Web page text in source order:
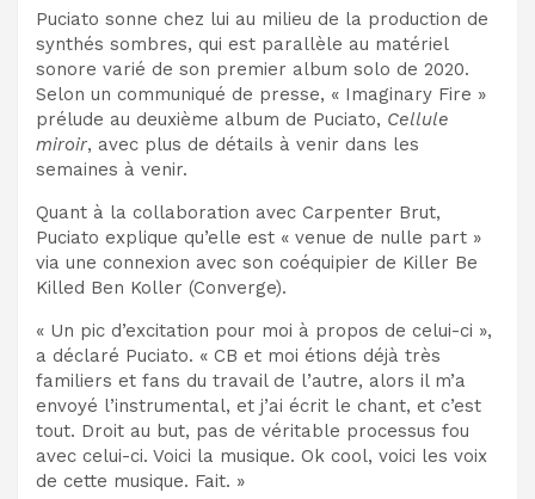
Puciato sonne chez lui au milieu de la production de
synthés sombres, qui est parallèle au matériel
sonore varié de son premier album solo de 2020.
Selon un communiqué de presse, « Imaginary Fire »
prélude au deuxième album de Puciato, Cellule
miroir, avec plus de détails à venir dans les
semaines à venir.
Quant à la collaboration avec Carpenter Brut,
Puciato explique qu’elle est « venue de nulle part »
via une connexion avec son coéquipier de Killer Be
Killed Ben Koller (Converge).
« Un pic d’excitation pour moi à propos de celui-ci »,
a déclaré Puciato. « CB et moi étions déjà très
familiers et fans du travail de l’autre, alors il m’a
envoyé l’instrumental, et j’ai écrit le chant, et c’est
tout. Droit au but, pas de véritable processus fou
avec celui-ci. Voici la musique. Ok cool, voici les voix
de cette musique. Fait. »